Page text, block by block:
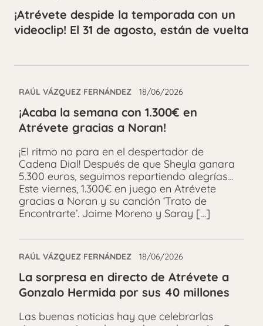
¡Atrévete despide la temporada con un
videoclip! El 31 de agosto, están de vuelta
RAÚL VÁZQUEZ FERNÁNDEZ 18/06/2026
¡Acaba la semana con 1.300€ en
Atrévete gracias a Noran!
¡El ritmo no para en el despertador de
Cadena Dial! Después de que Sheyla ganara
5.300 euros, seguimos repartiendo alegrías…
Este viernes, 1.300€ en juego en Atrévete
gracias a Noran y su canción ‘Trato de
Encontrarte’. Jaime Moreno y Saray […]
RAÚL VÁZQUEZ FERNÁNDEZ 18/06/2026
La sorpresa en directo de Atrévete a
Gonzalo Hermida por sus 40 millones
Las buenas noticias hay que celebrarlas